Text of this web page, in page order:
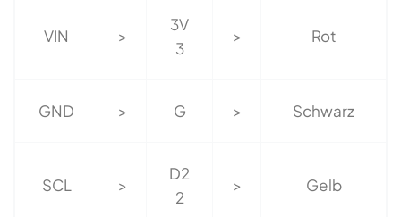
VIN >
3V
3
> Rot
GND > G > Schwarz
SCL >
D2
2
> Gelb